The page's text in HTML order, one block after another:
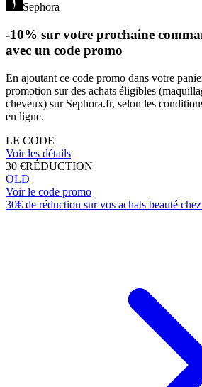
Sephora
-10% sur votre prochaine
avec un code promo
En ajoutant ce code promo dans votre
promotion sur des achats éligibles
cheveux) sur Sephora.fr, selon les
en ligne.
LE CODE
Voir les détails
30 €RÉDUCTION
OLD
Voir le code promo
30€ de réduction sur vos achats beauté